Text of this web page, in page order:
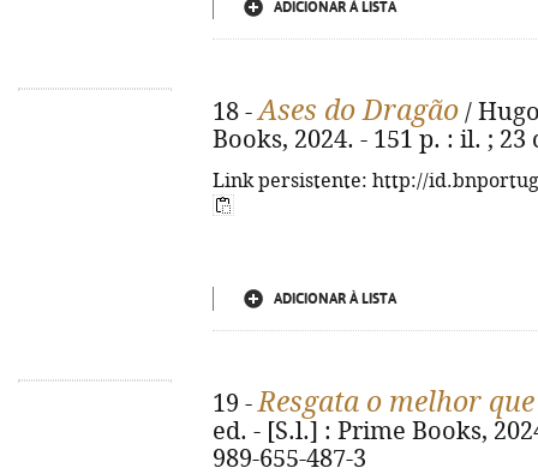
ADICIONAR À LISTA
18 -Ases do Dragão /
Books, 2024. - 151 p. : il. ; 23
Link persistente: http://
ADICIONAR À LISTA
19 -Resgata o melhor
ed. - [S.l.] : Prime Books,
989-655-487-3